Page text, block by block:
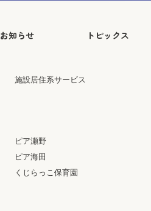
お知らせ トピックス
施設居住系サービス
ピア瀬野
ピア海田
くじらっこ保育園